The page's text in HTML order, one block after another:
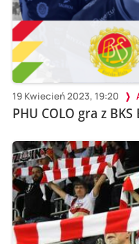
19 Kwiecień 2023, 19:20
PHU COLO gra z